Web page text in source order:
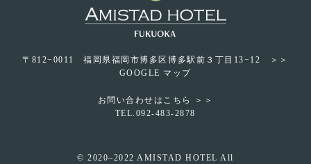
〒812−0011 福岡県福岡市博多区博多駅前３丁目13−12 ＞＞︎
GOOGLE マップ
お問い合わせはこちら ＞＞
TEL.092-483-2878
© 2020–2022 AMISTAD HOTEL All